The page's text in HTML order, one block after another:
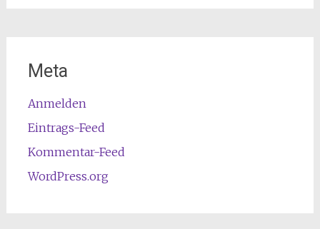
Meta
Anmelden
Eintrags-Feed
Kommentar-Feed
WordPress.org